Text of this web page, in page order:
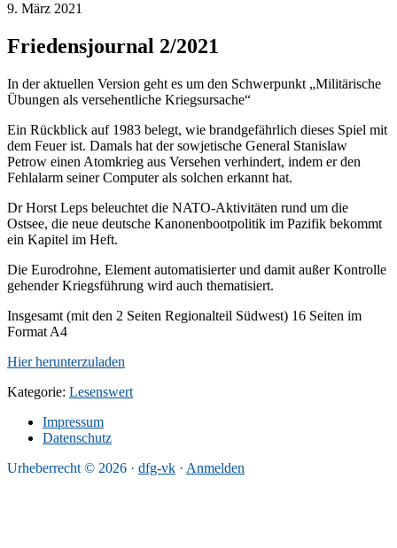
9. März 2021
Friedensjournal 2/2021
In der aktuellen Version geht es um den Schwerpunkt „Militärische
Übungen als versehentliche Kriegsursache“
Ein Rückblick auf 1983 belegt, wie brandgefährlich dieses Spiel mit
dem Feuer ist. Damals hat der sowjetische General Stanislaw
Petrow einen Atomkrieg aus Versehen verhindert, indem er den
Fehlalarm seiner Computer als solchen erkannt hat.
Dr Horst Leps beleuchtet die NATO-Aktivitäten rund um die
Ostsee, die neue deutsche Kanonenbootpolitik im Pazifik bekommt
ein Kapitel im Heft.
Die Eurodrohne, Element automatisierter und damit außer Kontrolle
gehender Kriegsführung wird auch thematisiert.
Insgesamt (mit den 2 Seiten Regionalteil Südwest) 16 Seiten im
Format A4
Hier herunterzuladen
Kategorie: Lesenswert
Impressum
Datenschutz
Urheberrecht © 2026 · dfg-vk · Anmelden